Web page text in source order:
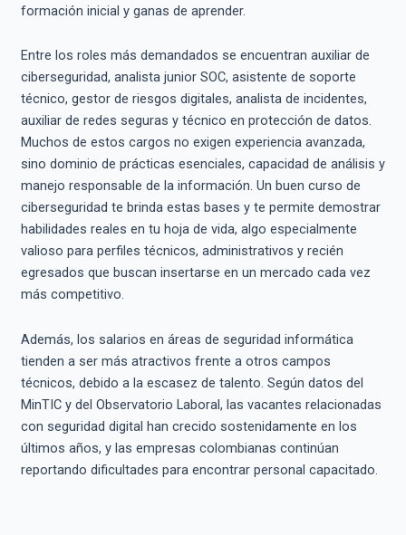
formación inicial y ganas de aprender.
Entre los roles más demandados se encuentran auxiliar de
ciberseguridad, analista junior SOC, asistente de soporte
técnico, gestor de riesgos digitales, analista de incidentes,
auxiliar de redes seguras y técnico en protección de datos.
Muchos de estos cargos no exigen experiencia avanzada,
sino dominio de prácticas esenciales, capacidad de análisis y
manejo responsable de la información. Un buen curso de
ciberseguridad te brinda estas bases y te permite demostrar
habilidades reales en tu hoja de vida, algo especialmente
valioso para perfiles técnicos, administrativos y recién
egresados que buscan insertarse en un mercado cada vez
más competitivo.
Además, los salarios en áreas de seguridad informática
tienden a ser más atractivos frente a otros campos
técnicos, debido a la escasez de talento. Según datos del
MinTIC y del Observatorio Laboral, las vacantes relacionadas
con seguridad digital han crecido sostenidamente en los
últimos años, y las empresas colombianas continúan
reportando dificultades para encontrar personal capacitado.